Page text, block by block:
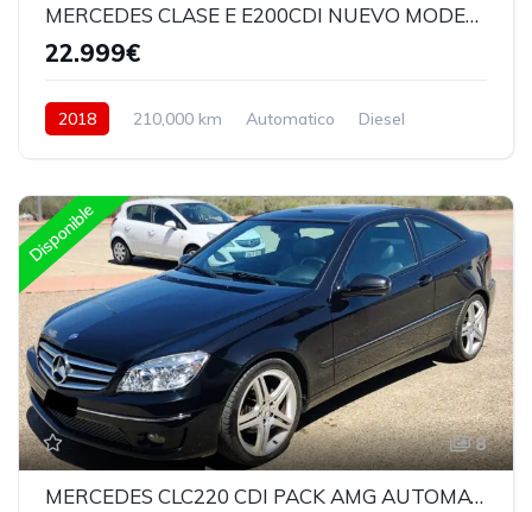
MERCEDES CLASE E E200CDI NUEVO MODELO 2018
22.999€
2018 210,000 km Automatico
Diesel
Disponible
8
MERCEDES CLC220 CDI PACK AMG AUTOMATICO